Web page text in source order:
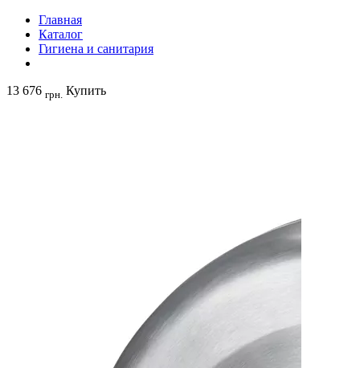
Главная
Каталог
Гигиена и санитария
13 676 грн. Купить